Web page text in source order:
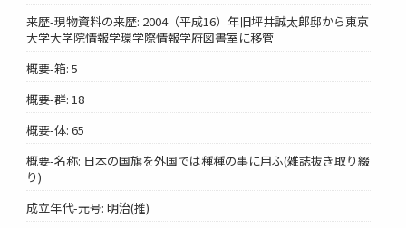
来歴-現物資料の来歴: 2004（平成16）年旧坪井誠太郎邸から東京
大学大学院情報学環学際情報学府図書室に移管
概要-箱: 5
概要-群: 18
概要-体: 65
概要-名称: 日本の国旗を外国では種種の事に用ふ(雑誌抜き取り綴
り)
成立年代-元号: 明治(推)